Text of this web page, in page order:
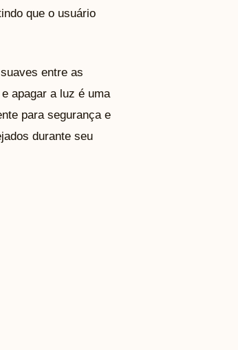
que o usuário
entre as
apagar a luz é uma
para segurança e
durante seu